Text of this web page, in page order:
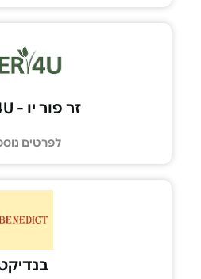
זר פור יו - ZER4U
לפרטים